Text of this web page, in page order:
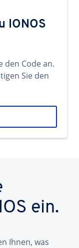
IONOS
den Code an.
Sie den
ein.
Ihnen, was